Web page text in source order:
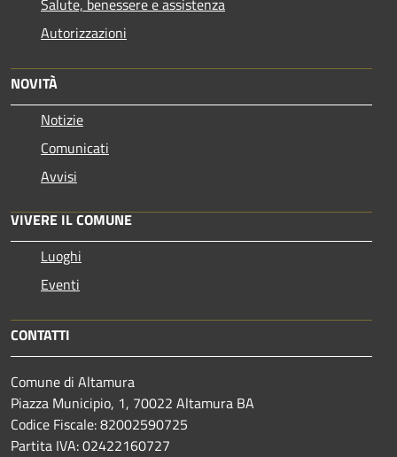
Salute, benessere e assistenza
Autorizzazioni
NOVITÀ
Notizie
Comunicati
Avvisi
VIVERE IL COMUNE
Luoghi
Eventi
CONTATTI
Comune di Altamura
Piazza Municipio, 1, 70022 Altamura BA
Codice Fiscale: 82002590725
Partita IVA: 02422160727